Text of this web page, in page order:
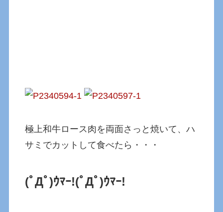
極上和牛ロース肉を両面さっと焼いて、ハ
サミでカットして食べたら・・・
(ﾟДﾟ)ｳﾏｰ!(ﾟДﾟ)ｳﾏｰ!